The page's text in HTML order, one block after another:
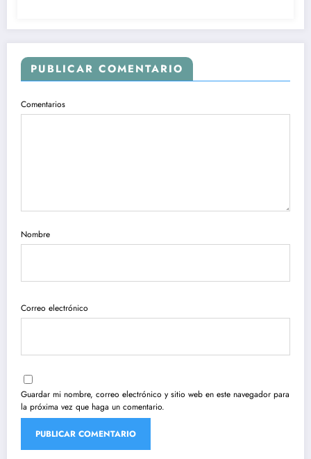
PUBLICAR COMENTARIO
Comentarios
Nombre
Correo electrónico
Guardar mi nombre, correo electrónico y sitio web en este navegador para
la próxima vez que haga un comentario.